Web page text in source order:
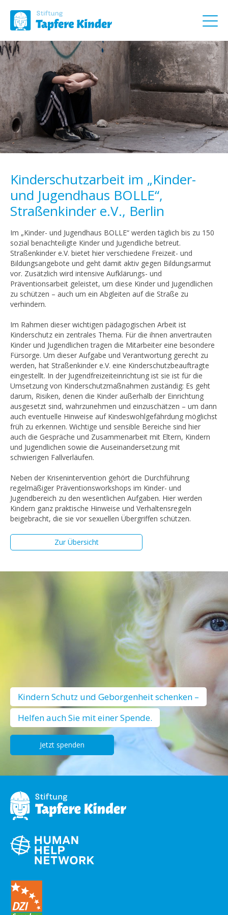
Kinderschutzarbeit im „Kinder-
und Jugendhaus BOLLE“,
Straßenkinder e.V., Berlin
Im „Kinder- und Jugendhaus BOLLE“ werden täglich bis zu 150
sozial benachteiligte Kinder und Jugendliche betreut.
Straßenkinder e.V. bietet hier verschiedene Freizeit- und
Bildungsangebote und geht damit aktiv gegen Bildungsarmut
vor. Zusätzlich wird intensive Aufklärungs- und
Präventionsarbeit geleistet, um diese Kinder und Jugendlichen
zu schützen – auch um ein Abgleiten auf die Straße zu
verhindern.
Im Rahmen dieser wichtigen pädagogischen Arbeit ist
Kinderschutz ein zentrales Thema. Für die ihnen anvertrauten
Kinder und Jugendlichen tragen die Mitarbeiter eine besondere
Fürsorge. Um dieser Aufgabe und Verantwortung gerecht zu
werden, hat Straßenkinder e.V. eine Kinderschutzbeauftragte
eingestellt. In der Jugendfreizeiteinrichtung ist sie ist für die
Umsetzung von Kinderschutzmaßnahmen zuständig: Es geht
darum, Risiken, denen die Kinder außerhalb der Einrichtung
ausgesetzt sind, wahrzunehmen und einzuschätzen – um dann
auch eventuelle Hinweise auf Kindeswohlgefährdung möglichst
früh zu erkennen. Wichtige und sensible Bereiche sind hier
auch die Gespräche und Zusammenarbeit mit Eltern, Kindern
und Jugendlichen sowie die Auseinandersetzung mit
schwierigen Fallverläufen.
Neben der Krisenintervention gehört die Durchführung
regelmäßiger Präventionsworkshops im Kinder- und
Jugendbereich zu den wesentlichen Aufgaben. Hier werden
Kindern ganz praktische Hinweise und Verhaltensregeln
beigebracht, die sie vor sexuellen Übergriffen schützen.
Zur Übersicht
Kindern Schutz und Geborgenheit schenken –
Helfen auch Sie mit einer Spende.
Jetzt spenden